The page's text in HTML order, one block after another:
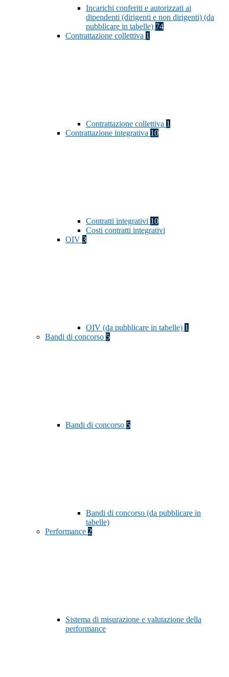
Incarichi conferiti e autorizzati ai
dipendenti (dirigenti e non dirigenti) (da
pubblicare in tabelle) 74
Contrattazione collettiva 1
Contrattazione collettiva 1
Contrattazione integrativa 10
Contratti integrativi 10
Costi contratti integrativi
OIV 3
OIV (da pubblicare in tabelle) 1
Bandi di concorso 5
Bandi di concorso 5
Bandi di concorso (da pubblicare in
tabelle)
Performance 2
Sistema di misurazione e valutazione della
performance